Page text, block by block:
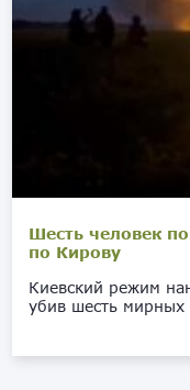
Шесть человек
по Кирову
Киевский режим
убив шесть